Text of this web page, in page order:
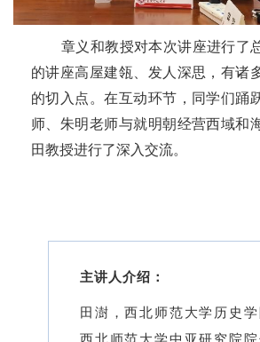
章义和教授对本次讲座进行了
的讲座高屋建瓴、发人深思，有诸
的切入点。在互动环节，同学们踊
师、朱明老师与就明朝经营西域和
田教授进行了深入交流。
主讲人介绍：
田澍，西北师范大学历史学